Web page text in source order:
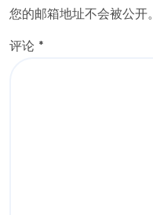
您的邮箱地址不会被公开。
评论 *